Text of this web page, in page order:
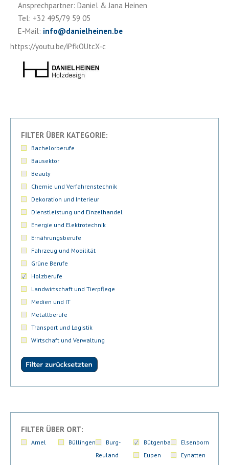
Ansprechpartner: Daniel & Jana Heinen
Tel: +32 495/79 59 05
E-Mail: info@danielheinen.be
https://youtu.be/iPfkOUtcX-c
FILTER ÜBER KATEGORIE:
Bachelorberufe
Bausektor
Beauty
Chemie und Verfahrenstechnik
Dekoration und Interieur
Dienstleistung und Einzelhandel
Energie und Elektrotechnik
Ernährungsberufe
Fahrzeug und Mobilität
Grüne Berufe
Holzberufe
Landwirtschaft und Tierpflege
Medien und IT
Metallberufe
Transport und Logistik
Wirtschaft und Verwaltung
FILTER ÜBER ORT:
Amel Büllingen
Burg-
Reuland
Bütgenbach
Elsenborn
Eupen
Eynatten